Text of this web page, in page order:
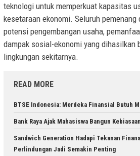
teknologi untuk memperkuat kapasitas
kesetaraan ekonomi. Seluruh
potensi pengembangan usaha,
dampak sosial-ekonomi yang dihasilkan
lingkungan sekitarnya.
READ MORE
BTSE Indonesia: Merdeka Finansial Butuh
Bank Raya Ajak Mahasiswa Bangun
Sandwich Generation Hadapi Tekanan
Perlindungan Jadi Semakin Penting